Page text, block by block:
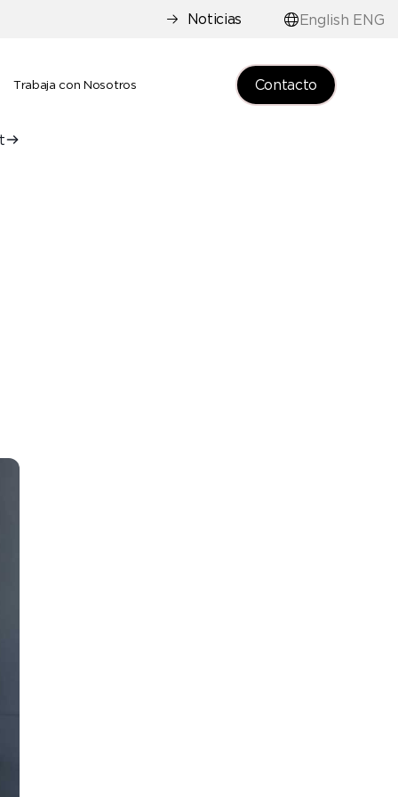
Noticias English ENG
Trabaja con Nosotros Contacto